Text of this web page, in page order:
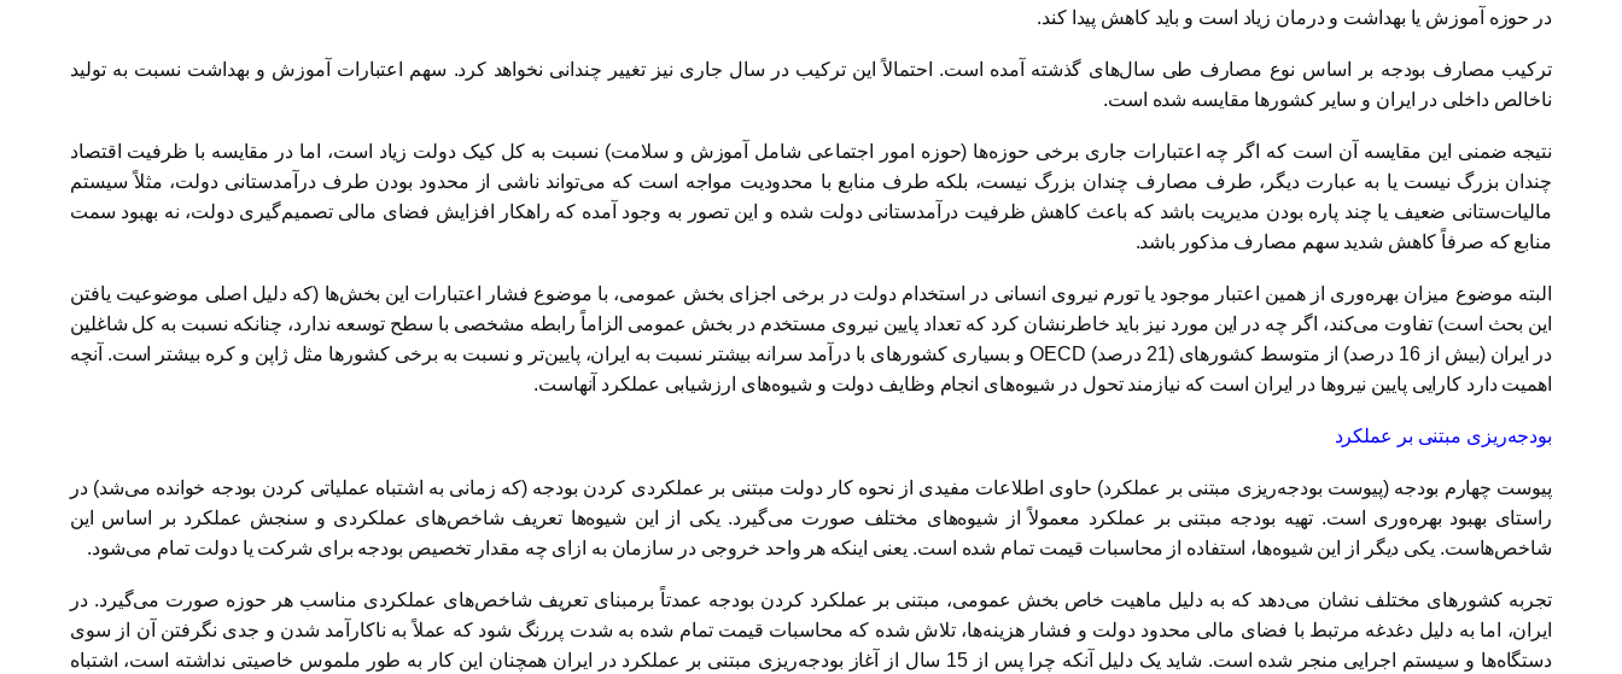
در حوزه آموزش یا بهداشت و درمان زیاد است و باید کاهش پیدا کند.
ترکیب مصارف بودجه بر اساس نوع مصارف طی سال‌های گذشته آمده است. احتمالاً این ترکیب در سال جاری نیز تغییر چندانی نخواهد کرد. سهم اعتبارات آموزش و بهداشت نسبت به تولید
ناخالص داخلی در ایران و سایر کشورها مقایسه شده است.
نتیجه ضمنی این مقایسه آن است که اگر چه اعتبارات جاری برخی حوزه‌ها (حوزه امور اجتماعی شامل آموزش و سلامت) نسبت به کل کیک دولت زیاد است، اما در مقایسه با ظرفیت اقتصاد
چندان بزرگ نیست یا به عبارت دیگر، طرف مصارف چندان بزرگ نیست، بلکه طرف منابع با محدودیت مواجه است که می‌تواند ناشی از محدود بودن طرف درآمدستانی دولت، مثلاً سیستم
مالیات‌ستانی ضعیف یا چند پاره بودن مدیریت باشد که باعث کاهش ظرفیت درآمدستانی دولت شده و این تصور به وجود آمده که راهکار افزایش فضای مالی تصمیم‌گیری دولت، نه بهبود سمت
منابع که صرفاً کاهش شدید سهم مصارف مذکور باشد.
البته موضوع میزان بهره‌وری از همین اعتبار موجود یا تورم نیروی انسانی در استخدام دولت در برخی اجزای بخش عمومی، با موضوع فشار اعتبارات این بخش‌ها (که دلیل اصلی موضوعیت یافتن
این بحث است) تفاوت می‌کند، اگر چه در این مورد نیز باید خاطرنشان کرد که تعداد پایین نیروی مستخدم در بخش عمومی الزاماً رابطه مشخصی با سطح توسعه ندارد، چنانکه نسبت به کل شاغلین
در ایران (بیش از 16 درصد) از متوسط کشورهای (21 درصد) OECD و بسیاری کشورهای با درآمد سرانه بیشتر نسبت به ایران، پایین‌تر و نسبت به برخی کشورها مثل ژاپن و کره بیشتر است. آنچه
اهمیت دارد کارایی پایین نیروها در ایران است که نیازمند تحول در شیوه‌های انجام وظایف دولت و شیوه‌های ارزشیابی عملکرد آنهاست.
بودجه‌ریزی مبتنی بر عملکرد
پیوست چهارم بودجه (پیوست بودجه‌ریزی مبتنی بر عملکرد) حاوی اطلاعات مفیدی از نحوه کار دولت مبتنی بر عملکردی کردن بودجه (که زمانی به اشتباه عملیاتی کردن بودجه خوانده می‌شد) در
راستای بهبود بهره‌وری است. تهیه بودجه مبتنی بر عملکرد معمولاً از شیوه‌های مختلف صورت می‌گیرد. یکی از این شیوه‌ها تعریف شاخص‌های عملکردی و سنجش عملکرد بر اساس این
شاخص‌هاست. یکی دیگر از این شیوه‌ها، استفاده از محاسبات قیمت تمام شده است. یعنی اینکه هر واحد خروجی در سازمان به ازای چه مقدار تخصیص بودجه برای شرکت یا دولت تمام می‌شود.
تجربه کشورهای مختلف نشان می‌دهد که به دلیل ماهیت خاص بخش عمومی، مبتنی بر عملکرد کردن بودجه عمدتاً برمبنای تعریف شاخص‌های عملکردی مناسب هر حوزه صورت می‌گیرد. در
ایران، اما به دلیل دغدغه مرتبط با فضای مالی محدود دولت و فشار هزینه‌ها، تلاش شده که محاسبات قیمت تمام شده به شدت پررنگ شود که عملاً به ناکارآمد شدن و جدی نگرفتن آن از سوی
دستگاه‌ها و سیستم اجرایی منجر شده است. شاید یک دلیل آنکه چرا پس از 15 سال از آغاز بودجه‌ریزی مبتنی بر عملکرد در ایران همچنان این کار به طور ملموس خاصیتی نداشته است، اشتباه